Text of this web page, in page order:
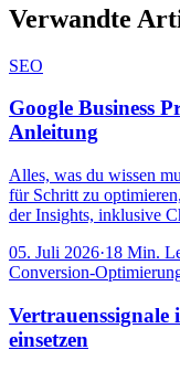
Verwandte
SEO
Google Business
Anleitung
Alles, was du wissen
für Schritt zu
der Insights, inklusive
05. Juli 2026·18 Min.
Conversion-
Vertrauenssignale
einsetzen